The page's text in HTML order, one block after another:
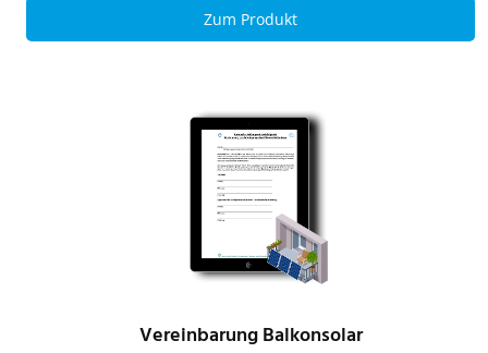
Zum Produkt
Vereinbarung Balkonsolar